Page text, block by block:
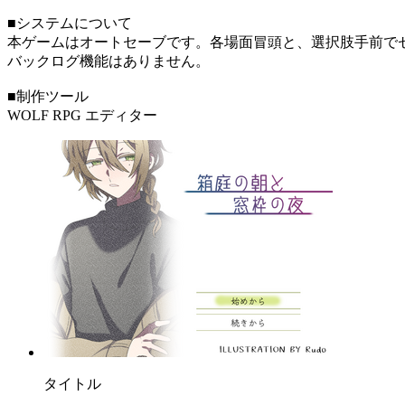
■システムについて
本ゲームはオートセーブです。各場面冒頭と、選択肢手前で
バックログ機能はありません。
■制作ツール
WOLF RPG エディター
タイトル